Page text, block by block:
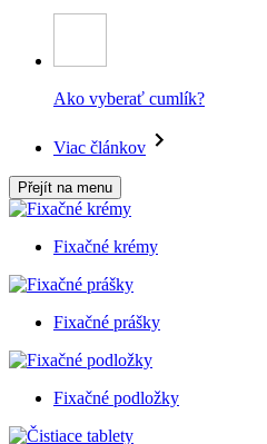
Ako vyberať cumlík?
Viac článkov
Přejít na menu
Fixačné krémy
Fixačné prášky
Fixačné podložky